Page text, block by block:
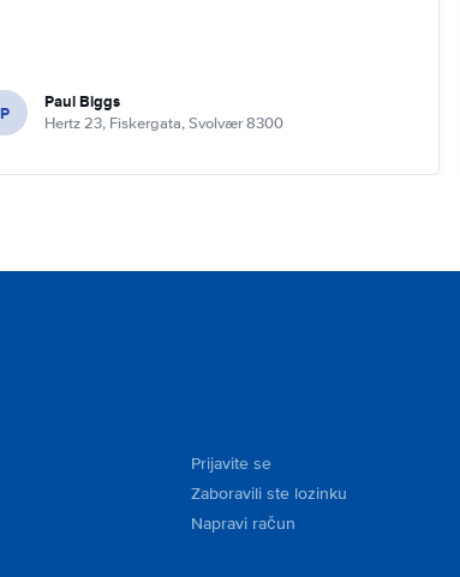
P Paul Biggs
Hertz 23, Fiskergata, Svolvær 8300
Prijavite se
Zaboravili ste lozinku
Napravi račun